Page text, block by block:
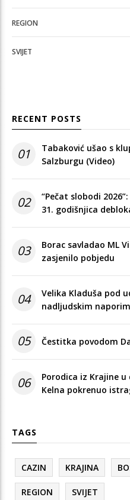
REGION
SVIJET
RECENT POSTS
01
Tabaković ušao s
Salzburgu (Video)
02
“Pečat slobodi
31. godišnjica
03
Borac savladao ML
zasjenilo pobjedu
04
Velika Kladuša pod
nadljudskim
05 Čestitka povodom
06
Porodica iz Krajine
Kelna pokrenuo
TAGS
CAZIN KRAJINA
REGION SVIJET